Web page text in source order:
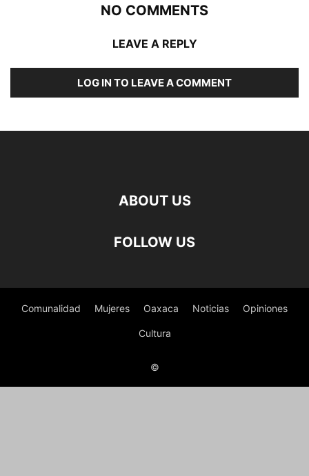
NO COMMENTS
LEAVE A REPLY
LOG IN TO LEAVE A COMMENT
ABOUT US
FOLLOW US
Comunalidad Mujeres Oaxaca Noticias Opiniones
Cultura
©